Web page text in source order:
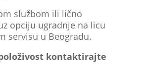
službom ili lično
opciju ugradnje na licu
servisu u Beogradu.
kontaktirajte